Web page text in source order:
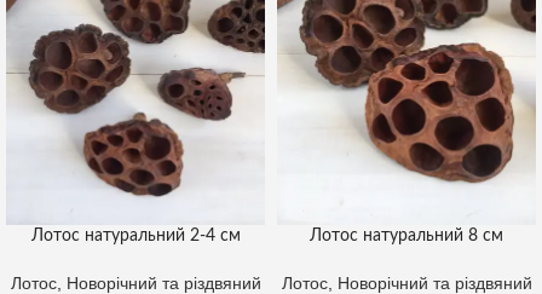
Лотос натуральний 2-4 см
Лотос, Новорічний та різдвяний
Лотос натуральний 8 см
Лотос, Новорічний та різдвяний